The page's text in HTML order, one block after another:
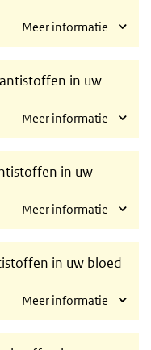
Meer informatie
in uw
Meer informatie
in uw
Meer informatie
in uw bloed
Meer informatie